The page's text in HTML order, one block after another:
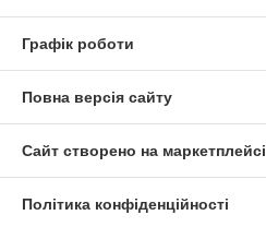
Графік роботи
Повна версія сайту
Сайт створено на маркетплейсі
Політика конфіденційності